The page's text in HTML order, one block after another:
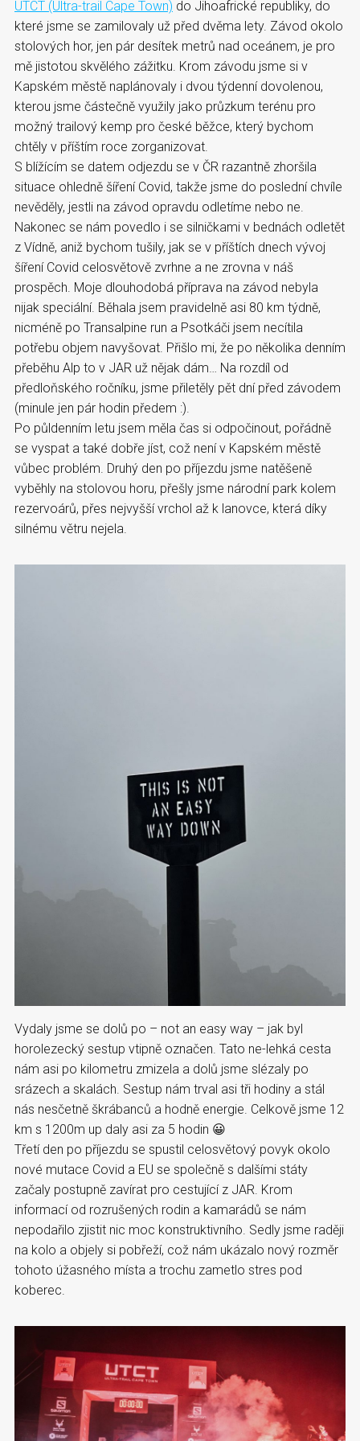
UTCT (Ultra-trail Cape Town) do Jihoafrické republiky, do
které jsme se zamilovaly už před dvěma lety. Závod okolo
stolových hor, jen pár desítek metrů nad oceánem, je pro
mě jistotou skvělého zážitku. Krom závodu jsme si v
Kapském městě naplánovaly i dvou týdenní dovolenou,
kterou jsme částečně využily jako průzkum terénu pro
možný trailový kemp pro české běžce, který bychom
chtěly v příštím roce zorganizovat.
S blížícím se datem odjezdu se v ČR razantně zhoršila
situace ohledně šíření Covid, takže jsme do poslední chvíle
nevěděly, jestli na závod opravdu odletíme nebo ne.
Nakonec se nám povedlo i se silničkami v bednách odletět
z Vídně, aniž bychom tušily, jak se v příštích dnech vývoj
šíření Covid celosvětově zvrhne a ne zrovna v náš
prospěch. Moje dlouhodobá příprava na závod nebyla
nijak speciální. Běhala jsem pravidelně asi 80 km týdně,
nicméně po Transalpine run a Psotkáči jsem necítila
potřebu objem navyšovat. Přišlo mi, že po několika denním
přeběhu Alp to v JAR už nějak dám… Na rozdíl od
předloňského ročníku, jsme přiletěly pět dní před závodem
(minule jen pár hodin předem :).
Po půldenním letu jsem měla čas si odpočinout, pořádně
se vyspat a také dobře jíst, což není v Kapském městě
vůbec problém. Druhý den po příjezdu jsme natěšeně
vyběhly na stolovou horu, přešly jsme národní park kolem
rezervoárů, přes nejvyšší vrchol až k lanovce, která díky
silnému větru nejela.
Vydaly jsme se dolů po – not an easy way – jak byl
horolezecký sestup vtipně označen. Tato ne-lehká cesta
nám asi po kilometru zmizela a dolů jsme slézaly po
srázech a skalách. Sestup nám trval asi tři hodiny a stál
nás nesčetně škrábanců a hodně energie. Celkově jsme 12
km s 1200m up daly asi za 5 hodin 😀
Třetí den po příjezdu se spustil celosvětový povyk okolo
nové mutace Covid a EU se společně s dalšími státy
začaly postupně zavírat pro cestující z JAR. Krom
informací od rozrušených rodin a kamarádů se nám
nepodařilo zjistit nic moc konstruktivního. Sedly jsme raději
na kolo a objely si pobřeží, což nám ukázalo nový rozměr
tohoto úžasného místa a trochu zametlo stres pod
koberec.